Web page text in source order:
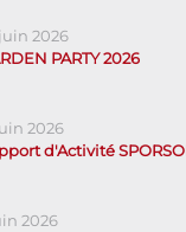
2026
PARTY 2026
2026
d'Activité
2026